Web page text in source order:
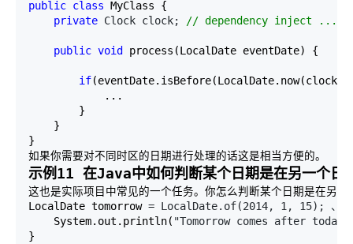
public class MyClass {
private Clock clock; // dependency inject ...
public void process(LocalDate eventDate) {
if
            ...
        }
    }
}
如果你需要对不同时区的日期进行处理的话这是相当方便的。
示例11 在Java中如何判断某个日期是在另一个日
这也是实际项目中常见的一个任务。你怎么判断某个日期是在
LocalDate tomorrow = LocalDate.of(2014, 1, 15); 、
    System.out.println(
"Tomorrow comes after today"
}